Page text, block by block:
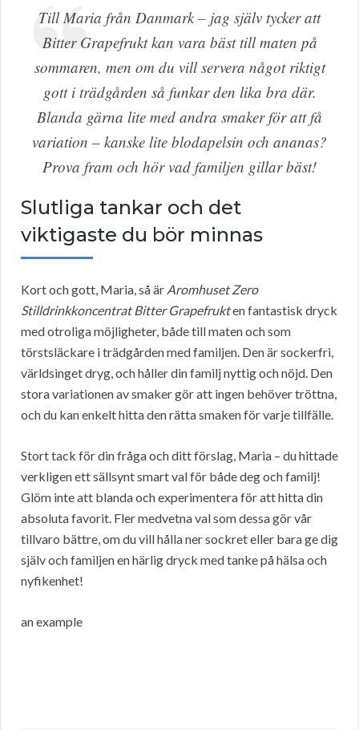
Till Maria från Danmark – jag själv tycker att
Bitter Grapefrukt kan vara bäst till maten på
sommaren, men om du vill servera något riktigt
gott i trädgården så funkar den lika bra där.
Blanda gärna lite med andra smaker för att få
variation – kanske lite blodapelsin och ananas?
Prova fram och hör vad familjen gillar bäst!
Slutliga tankar och det
viktigaste du bör minnas
Kort och gott, Maria, så är Aromhuset Zero
Stilldrinkkoncentrat Bitter Grapefrukten fantastisk dryck
med otroliga möjligheter, både till maten och som
törstsläckare i trädgården med familjen. Den är sockerfri,
världsinget dryg, och håller din familj nyttig och nöjd. Den
stora variationen av smaker gör att ingen behöver tröttna,
och du kan enkelt hitta den rätta smaken för varje tillfälle.
Stort tack för din fråga och ditt förslag, Maria – du hittade
verkligen ett sällsynt smart val för både deg och familj!
Glöm inte att blanda och experimentera för att hitta din
absoluta favorit. Fler medvetna val som dessa gör vår
tillvaro bättre, om du vill hålla ner sockret eller bara ge dig
själv och familjen en härlig dryck med tanke på hälsa och
nyfikenhet!
an example